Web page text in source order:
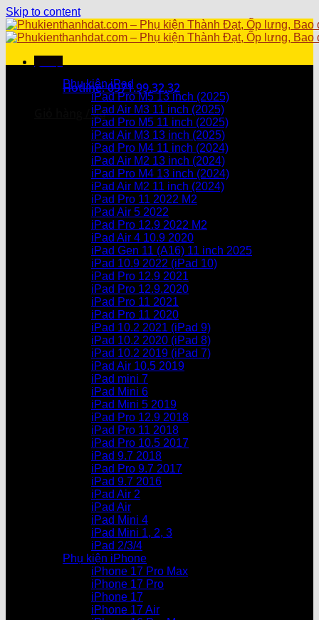
Skip to content
Hotline: 0971.99.32.32
Giỏ hàng /0₫
Chưa có sản phẩm trong giỏ hàng.
Chưa có sản phẩm trong giỏ hàng.
Danh mục sản phẩm
Phụ kiện iPad
iPad Pro M5 13 inch (2025)
iPad Air M3 11 inch (2025)
iPad Pro M5 11 inch (2025)
iPad Air M3 13 inch (2025)
iPad Pro M4 11 inch (2024)
iPad Air M2 13 inch (2024)
iPad Pro M4 13 inch (2024)
iPad Air M2 11 inch (2024)
iPad Pro 11 2022 M2
iPad Air 5 2022
iPad Pro 12.9 2022 M2
iPad Air 4 10.9 2020
iPad Gen 11 (A16) 11 inch 2025
iPad 10.9 2022 (iPad 10)
iPad Pro 12.9 2021
iPad Pro 12.9.2020
iPad Pro 11 2021
iPad Pro 11 2020
iPad 10.2 2021 (iPad 9)
iPad 10.2 2020 (iPad 8)
iPad 10.2 2019 (iPad 7)
iPad Air 10.5 2019
iPad mini 7
iPad Mini 6
iPad Mini 5 2019
iPad Pro 12.9 2018
iPad Pro 11 2018
iPad Pro 10.5 2017
iPad 9.7 2018
iPad Pro 9.7 2017
iPad 9.7 2016
iPad Air 2
iPad Air
iPad Mini 4
iPad Mini 1, 2, 3
iPad 2/3/4
Phụ kiện iPhone
iPhone 17 Pro Max
iPhone 17 Pro
iPhone 17
iPhone 17 Air